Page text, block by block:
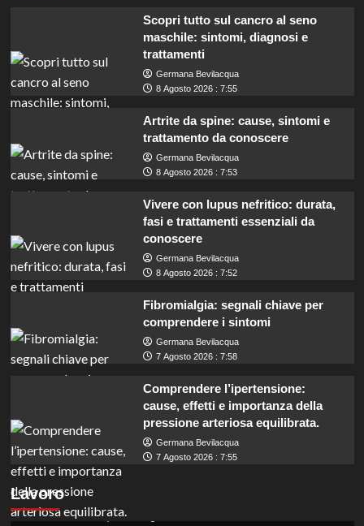
Scopri tutto sul cancro al seno
maschile: sintomi, diagnosi e
trattamenti
Germana Bevilacqua
8 Agosto 2026 : 7:55
Artrite da spine: cause, sintomi e
trattamento da conoscere
Germana Bevilacqua
8 Agosto 2026 : 7:53
Vivere con lupus nefritico: durata,
fasi e trattamenti essenziali da
conoscere
Germana Bevilacqua
8 Agosto 2026 : 7:52
Fibromialgia: segnali chiave per
comprendere i sintomi
Germana Bevilacqua
7 Agosto 2026 : 7:58
Comprendere l’ipertensione:
cause, effetti e importanza della
pressione arteriosa equilibrata.
Germana Bevilacqua
7 Agosto 2026 : 7:55
Lavoro
Marche: opportunità di lavoro per coadiutori
amministrativi con licenza media disponibile
subito!
Germana Bevilacqua